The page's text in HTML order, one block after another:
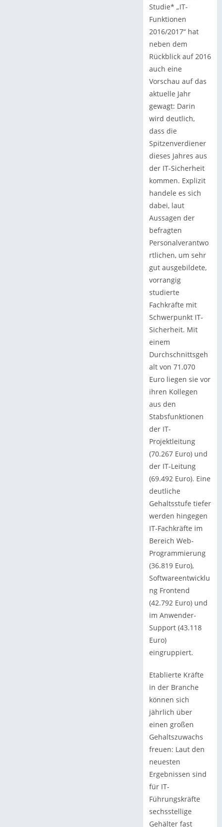
Studie* „IT-
Funktionen
2016/2017“ hat
neben dem
Rückblick auf 2016
auch eine
Vorschau auf das
aktuelle Jahr
gewagt: Darin
wird deutlich,
dass die
Spitzenverdiener
dieses Jahres aus
der IT-Sicherheit
kommen. Explizit
handele es sich
dabei, laut
Aussagen der
befragten
Personalverantwo
rtlichen, um sehr
gut ausgebildete,
vorrangig
studierte
Fachkräfte mit
Schwerpunkt IT-
Sicherheit. Mit
einem
Durchschnittsgeh
alt von 71.070
Euro liegen sie vor
ihren Kollegen
aus den
Stabsfunktionen
der IT-
Projektleitung
(70.267 Euro) und
der IT-Leitung
(69.492 Euro). Eine
deutliche
Gehaltsstufe tiefer
werden hingegen
IT-Fachkräfte im
Bereich Web-
Programmierung
(36.819 Euro),
Softwareentwicklu
ng Frontend
(42.792 Euro) und
im Anwender-
Support (43.118
Euro)
eingruppiert.
Etablierte Kräfte
in der Branche
können sich
jährlich über
einen großen
Gehaltszuwachs
freuen: Laut den
neuesten
Ergebnissen sind
für IT-
Führungskräfte
sechsstellige
Gehälter fast